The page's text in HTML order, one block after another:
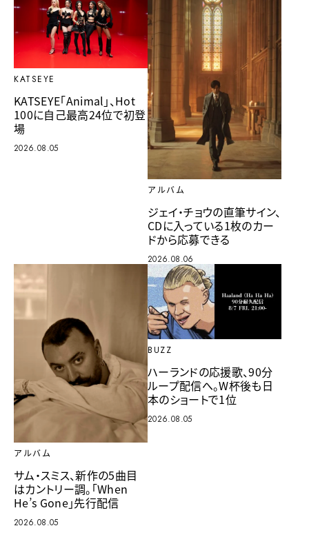
KATSEYE
KATSEYE「Animal」、Hot
100に自己最高24位で初登
場
2026.08.05
アルバム
ジェイ・チョウの直筆サイン、
CDに入っている1枚のカー
ドから応募できる
2026.08.06
アルバム
サム・スミス、新作の5曲目
はカントリー調。「When
He’s Gone」先行配信
2026.08.05
BUZZ
ハーランドの応援歌、90分
ループ配信へ。W杯後も日
本のショートで1位
2026.08.05